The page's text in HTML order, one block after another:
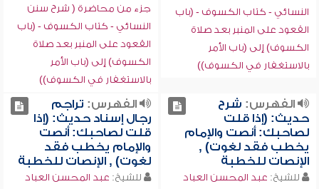
النسائي - كتاب الكسوف - (باب
القعود على المنبر بعد صلاة
الكسوف) إلى (باب الأمر
بالاستغفار في الكسوف))
جزء من محاضرة ( شرح سنن
النسائي - كتاب الكسوف - (باب
القعود على المنبر بعد صلاة
الكسوف) إلى (باب الأمر
بالاستغفار في الكسوف))
الفهرس: شرح
حديث: (إذا قلت
لصاحبك: أنصت والإمام
يخطب فقد لغوت) ,
الإنصات للخطبة
للشيخ: عبد المحسن العباد
الفهرس: تراجم
رجال إسناد حديث: (إذا
قلت لصاحبك: أنصت
والإمام يخطب فقد
لغوت) , الإنصات للخطبة
للشيخ: عبد المحسن العباد